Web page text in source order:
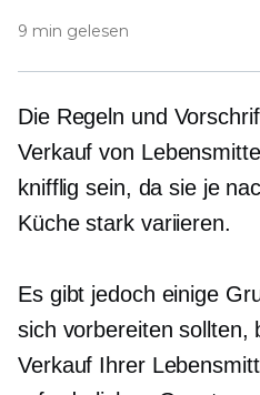
9 min gelesen
Die Regeln und
Verkauf von
knifflig sein, da sie je
Küche stark variieren.
Es gibt jedoch einige
sich vorbereiten sollten,
Verkauf Ihrer